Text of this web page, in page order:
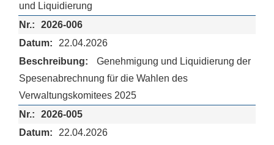
und Liquidierung
2026-006
22.04.2026
Genehmigung und Liquidierung der
Spesenabrechnung für die Wahlen des
Verwaltungskomitees 2025
2026-005
22.04.2026